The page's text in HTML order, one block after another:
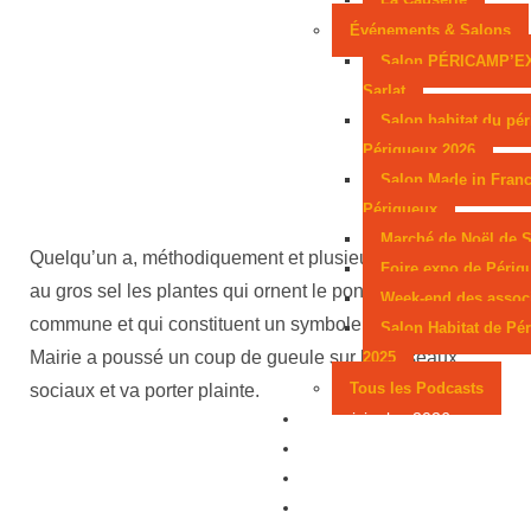
Événements & Salons
Salon
Sarlat
Salon habitat du
Périgueux 2026
Salon Made in
Périgueux
Marché de Noël de
Foire expo de
Week-end des
Salon Habitat de
2025
Tous les Podcasts
Municipales 2026
Quelqu’un a, méthodiquement et plusieurs fois, arrosé
au gros sel les plantes qui ornent le pont de la
commune et qui constituent un symbole de la ville. La
Mairie a poussé un coup de gueule sur les réseaux
sociaux et va porter plainte.